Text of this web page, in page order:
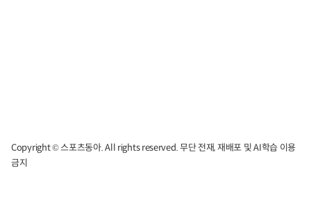
Copyright © 스포츠동아. All rights reserved. 무단 전재, 재배포 및 AI학습 이용
금지